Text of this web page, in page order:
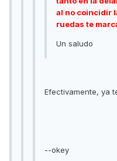
al no coincidir
ruedas te
Un saludo
Efectivamente, ya
--okey